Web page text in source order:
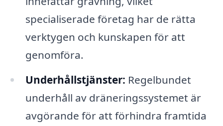
specialiserade företag har de rätta
verktygen och kunskapen för att
genomföra.
Underhållstjänster: Regelbundet
underhåll av dräneringssystemet är
avgörande för att förhindra framtida